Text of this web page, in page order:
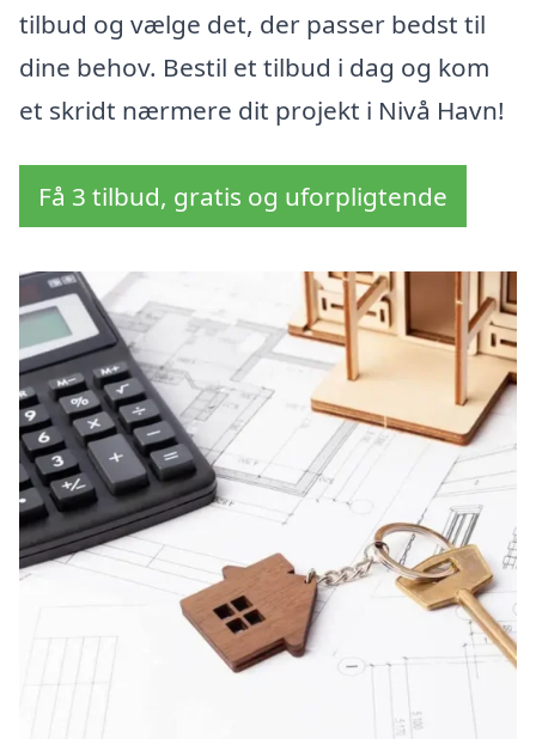
tilbud og vælge det, der passer bedst til
dine behov. Bestil et tilbud i dag og kom
et skridt nærmere dit projekt i Nivå Havn!
Få 3 tilbud, gratis og uforpligtende